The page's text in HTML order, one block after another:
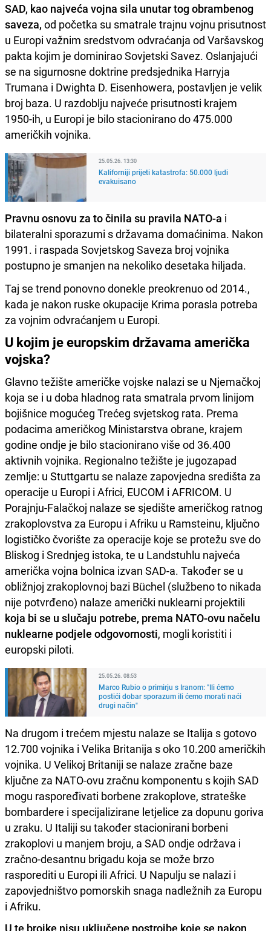
SAD, kao najveća vojna sila unutar tog obrambenog
saveza, od početka su smatrale trajnu vojnu prisutnost
u Europi važnim sredstvom odvraćanja od Varšavskog
pakta kojim je dominirao Sovjetski Savez. Oslanjajući
se na sigurnosne doktrine predsjednika Harryja
Trumana i Dwighta D. Eisenhowera, postavljen je velik
broj baza. U razdoblju najveće prisutnosti krajem
1950-ih, u Europi je bilo stacionirano do 475.000
američkih vojnika.
25.05.26. 13:30
Kaliforniji prijeti katastrofa: 50.000 ljudi
evakuisano
Pravnu osnovu za to činila su pravila NATO-a i
bilateralni sporazumi s državama domaćinima. Nakon
1991. i raspada Sovjetskog Saveza broj vojnika
postupno je smanjen na nekoliko desetaka hiljada.
Taj se trend ponovno donekle preokrenuo od 2014.,
kada je nakon ruske okupacije Krima porasla potreba
za vojnim odvraćanjem u Europi.
U kojim je europskim državama američka
vojska?
Glavno težište američke vojske nalazi se u Njemačkoj
koja se i u doba hladnog rata smatrala prvom linijom
bojišnice mogućeg Trećeg svjetskog rata. Prema
podacima američkog Ministarstva obrane, krajem
godine ondje je bilo stacionirano više od 36.400
aktivnih vojnika. Regionalno težište je jugozapad
zemlje: u Stuttgartu se nalaze zapovjedna središta za
operacije u Europi i Africi, EUCOM i AFRICOM. U
Porajnju-Falačkoj nalaze se sjedište američkog ratnog
zrakoplovstva za Europu i Afriku u Ramsteinu, ključno
logističko čvorište za operacije koje se protežu sve do
Bliskog i Srednjeg istoka, te u Landstuhlu najveća
američka vojna bolnica izvan SAD-a. Također se u
obližnjoj zrakoplovnoj bazi Büchel (službeno to nikada
nije potvrđeno) nalaze američki nuklearni projektili
koja bi se u slučaju potrebe, prema NATO-ovu načelu
nuklearne podjele odgovornosti, mogli koristiti i
europski piloti.
25.05.26. 08:53
Marco Rubio o primirju s Iranom: "Ili ćemo
postići dobar sporazum ili ćemo morati naći
drugi način"
Na drugom i trećem mjestu nalaze se Italija s gotovo
12.700 vojnika i Velika Britanija s oko 10.200 američkih
vojnika. U Velikoj Britaniji se nalaze zračne baze
ključne za NATO-ovu zračnu komponentu s kojih SAD
mogu raspoređivati borbene zrakoplove, strateške
bombardere i specijalizirane letjelice za dopunu goriva
u zraku. U Italiji su također stacionirani borbeni
zrakoplovi u manjem broju, a SAD ondje održava i
zračno-desantnu brigadu koja se može brzo
rasporediti u Europi ili Africi. U Napulju se nalazi i
zapovjedništvo pomorskih snaga nadležnih za Europu
i Afriku.
U te brojke nisu uključene postrojbe koje se nakon